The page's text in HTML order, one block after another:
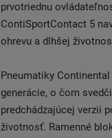
prvotriednu
ContiSportContact 5
ohrevu a dlhšej
Pneumatiky
generácie, o čom
predchádzajúcej verzii
životnosť. Ramenné